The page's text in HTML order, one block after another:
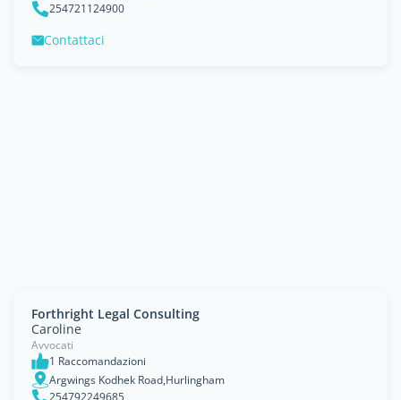
254721124900
Contattaci
Forthright Legal Consulting
Caroline
Avvocati
1 Raccomandazioni
Argwings Kodhek Road,Hurlingham
254792249685